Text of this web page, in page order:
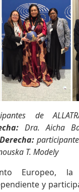
de
:Dra. Aicha
Derecha:
T. Modely
Europeo, la
y